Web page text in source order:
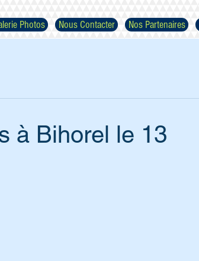
Photos Nous Contacter Nos Partenaires
à Bihorel le 13